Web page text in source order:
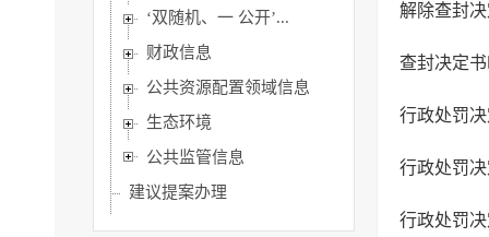
‘双随机、一 公开’...
财政信息
公共资源配置领域信息
生态环境
公共监管信息
建议提案办理
主动公开基本目录
解除查封
查封决定
行政处罚
行政处罚
行政处罚